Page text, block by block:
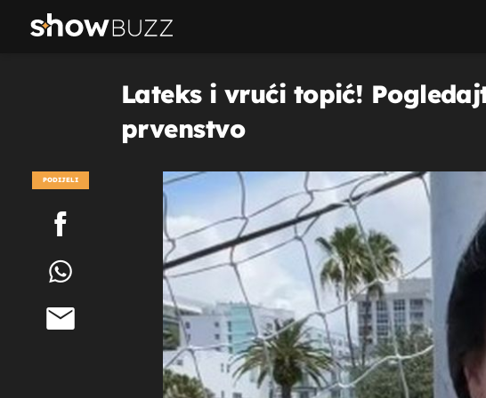
Lateks i vrući topić!
prvenstvo
PODIJELI
POGLEDAJ